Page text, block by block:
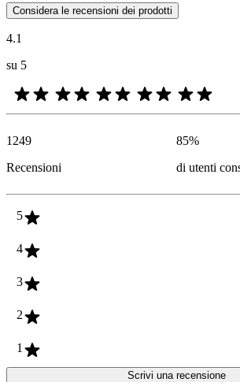
Le valutazioni dei prodotti e le classificazioni
Considera le recensioni dei prodotti
4.1
su 5
1249
Recensioni
85%
di utenti
5
4
3
2
1
Scrivi una recensione